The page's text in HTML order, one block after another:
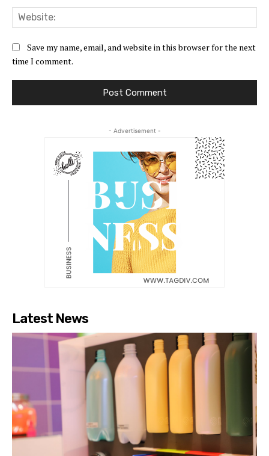
Save my name, email, and website in this browser for the next
time I comment.
- Advertisement -
Latest News